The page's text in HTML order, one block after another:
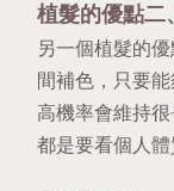
植髮的優點二
另一個植髮的
間補色，只要
高機率會維持
都是要看個人